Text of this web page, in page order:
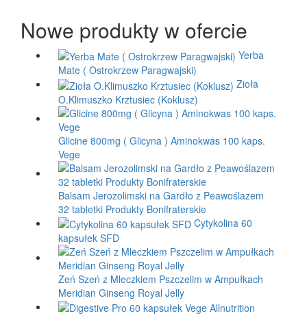
Nowe produkty w ofercie
Yerba
Mate ( Ostrokrzew Paragwajski)
Zioła
O.Klimuszko Krztusiec (Koklusz)
Glicine 800mg ( Glicyna ) Aminokwas 100 kaps.
Vege
Balsam Jerozolimski na Gardło z Peawoślazem
32 tabletki Produkty Bonifraterskie
Cytykolina 60
kapsułek SFD
Zeń Szeń z Mleczkiem Pszczelim w Ampułkach
Meridian Ginseng Royal Jelly